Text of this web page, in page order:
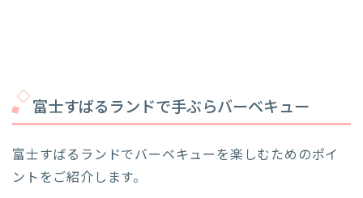
富士すばるランドで手ぶらバーベキュー
富士すばるランドでバーベキューを楽しむためのポイ
ントをご紹介します。